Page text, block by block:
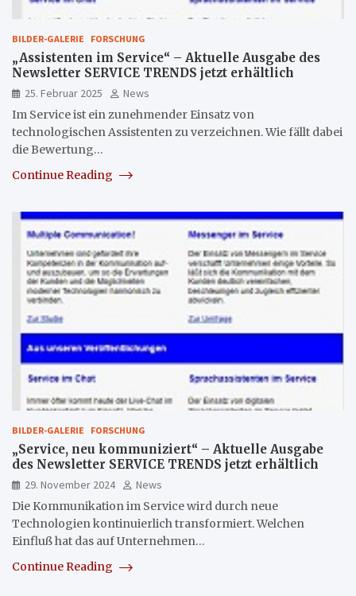
BILDER-GALERIE FORSCHUNG
„Assistenten im Service“ – Aktuelle Ausgabe des
Newsletter SERVICE TRENDS jetzt erhältlich
25. Februar 2025
News
Im Service ist ein zunehmender Einsatz von
technologischen Assistenten zu verzeichnen. Wie fällt dabei
die Bewertung…
Continue Reading
BILDER-GALERIE FORSCHUNG
„Service, neu kommuniziert“ – Aktuelle Ausgabe
des Newsletter SERVICE TRENDS jetzt erhältlich
29. November 2024
News
Die Kommunikation im Service wird durch neue
Technologien kontinuierlich transformiert. Welchen
Einfluß hat das auf Unternehmen…
Continue Reading